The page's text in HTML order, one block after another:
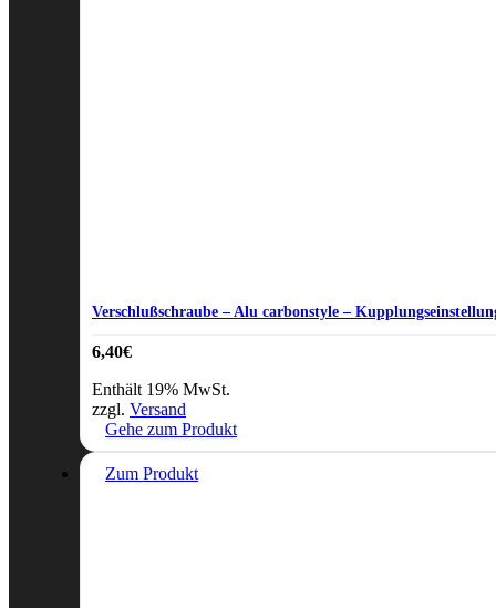
Verschlußschraube – Alu carbonstyle –
6,40€
Enthält 19% MwSt.
zzgl. Versand
Gehe zum Produkt
Zum Produkt